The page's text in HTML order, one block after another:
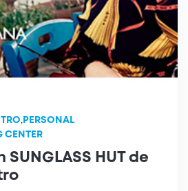
, PERSONAL
CENTER
SUNGLASS HUT de